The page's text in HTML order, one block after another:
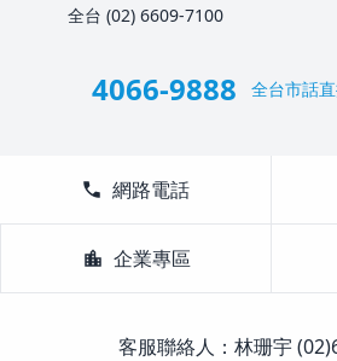
全台 (02) 6609-7100
4066-9888 全台市話
call 網路電話
location_city 企業專區
客服聯絡人：林珊宇